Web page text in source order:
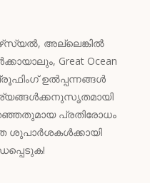
അല്ലെങ്കിൽ
Great Ocean
ഉൽപ്പന്നങ്ങൾ
പ്രതിരോധം
ശുപാർശകൾക്കായി
(Switzerland)